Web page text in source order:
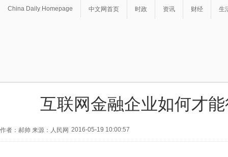
China Daily Homepage 中文网首页 时政 资讯 财经 生
互联网金融企业如何才
作者：郝帅 来源：人民网 2016-05-19 10:00:57